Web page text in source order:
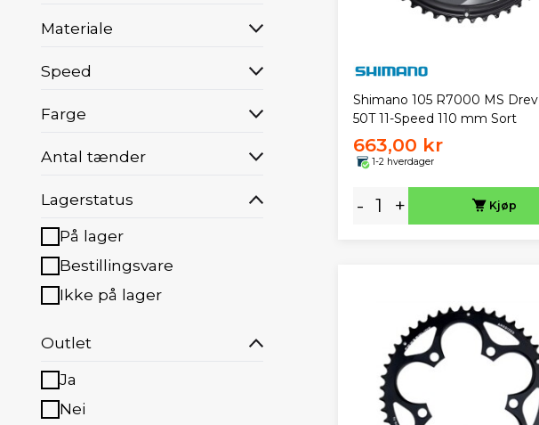
Materiale
Speed
Farge
Antal tænder
Lagerstatus
På lager
Bestillingsvare
Ikke på lager
Outlet
Ja
Nei
Shimano 105 R7000 MS Drev
50T 11-Speed 110 mm Sort
663,00 kr
1-2 hverdager
- + Kjøp